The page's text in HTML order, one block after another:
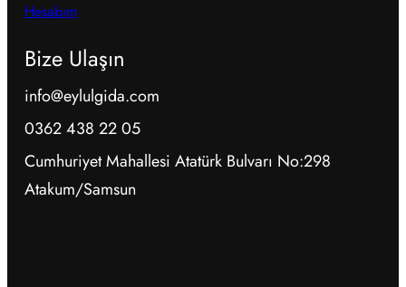
Hesabım
Bize Ulaşın
info@eylulgida.com
0362 438 22 05
Cumhuriyet Mahallesi Atatürk Bulvarı No:298
Atakum/Samsun